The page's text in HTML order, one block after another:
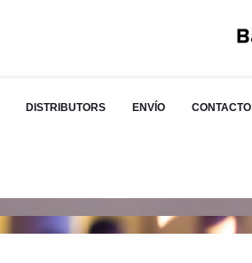
DISTRIBUTORS ENVÍO CONTACTO